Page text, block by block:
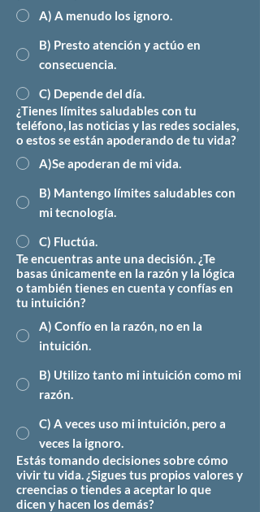
A) A menudo los ignoro.
B) Presto atención y actúo en
consecuencia.
C) Depende del día.
¿Tienes límites saludables con tu
teléfono, las noticias y las redes sociales,
o estos se están apoderando de tu vida?
A)Se apoderan de mi vida.
B) Mantengo límites saludables con
mi tecnología.
C) Fluctúa.
Te encuentras ante una decisión. ¿Te
basas únicamente en la razón y la lógica
o también tienes en cuenta y confías en
tu intuición?
A) Confío en la razón, no en la
intuición.
B) Utilizo tanto mi intuición como mi
razón.
C) A veces uso mi intuición, pero a
veces la ignoro.
Estás tomando decisiones sobre cómo
vivir tu vida. ¿Sigues tus propios valores y
creencias o tiendes a aceptar lo que
dicen y hacen los demás?